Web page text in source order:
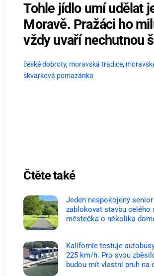
Tohle jídlo umí udělat
Moravě. Pražáci ho
vždy uvaří nechutnou
české dobroty, moravská tradice,
škvarková pomazánka
Čtěte také
Jeden nespokojený
zablokovat stavbu celého
městečka o několika
Kalifornie testuje
225 km/h. Pro svou
budou mít vlastní pruh na